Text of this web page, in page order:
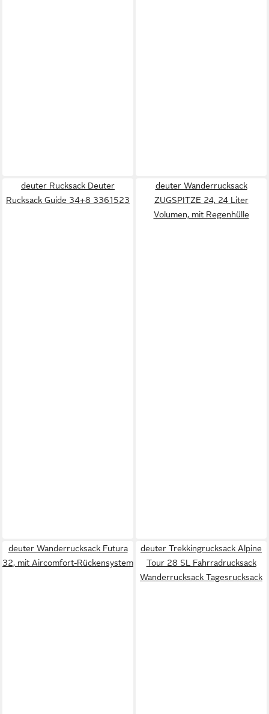
deuter Rucksack Deuter
Rucksack Guide 34+8 3361523
deuter Wanderrucksack
ZUGSPITZE 24, 24 Liter
Volumen, mit Regenhülle
deuter Wanderrucksack Futura
32, mit Aircomfort-Rückensystem
deuter Trekkingrucksack Alpine
Tour 28 SL Fahrradrucksack
Wanderrucksack Tagesrucksack